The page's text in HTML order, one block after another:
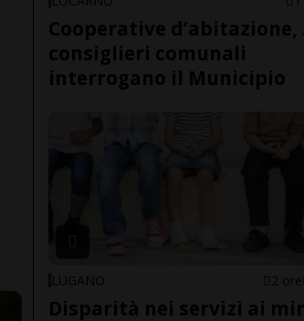
Cooperative d’abitazione,
consiglieri comunali
interrogano il Municipio
LUGANO 2 ore
Disparità nei servizi ai